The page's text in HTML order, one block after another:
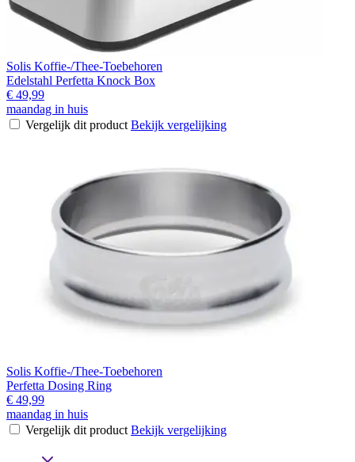
Solis Koffie-/Thee-Toebehoren
Edelstahl Perfetta Knock Box
€ 49,99
maandag in huis
Vergelijk dit product Bekijk vergelijking
Solis Koffie-/Thee-Toebehoren
Perfetta Dosing Ring
€ 49,99
maandag in huis
Vergelijk dit product Bekijk vergelijking